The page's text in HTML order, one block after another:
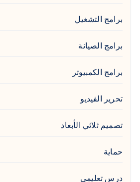
برامج التشغيل
برامج الصيانة
برامج الكمبيوتر
تحرير الفيديو
تصميم ثلاثي الأبعاد
حماية
درس تعليمي